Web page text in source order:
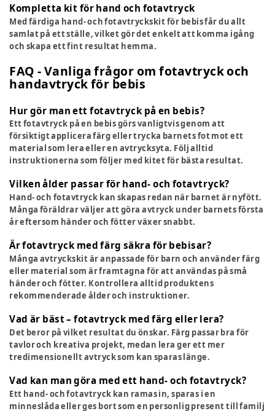
Kompletta kit för hand och fotavtryck
Med färdiga hand- och fotavtryckskit för bebis får du allt
samlat på ett ställe, vilket gör det enkelt att komma igång
och skapa ett fint resultat hemma.
FAQ - Vanliga frågor om fotavtryck och
handavtryck för bebis
Hur gör man ett fotavtryck på en bebis?
Ett fotavtryck på en bebis görs vanligtvis genom att
försiktigt applicera färg eller trycka barnets fot mot ett
material som lera eller en avtrycksyta. Följ alltid
instruktionerna som följer med kitet för bästa resultat.
Vilken ålder passar för hand- och fotavtryck?
Hand- och fotavtryck kan skapas redan när barnet är nyfött.
Många föräldrar väljer att göra avtryck under barnets första
år eftersom händer och fötter växer snabbt.
Är fotavtryck med färg säkra för bebisar?
Många avtryckskit är anpassade för barn och använder färg
eller material som är framtagna för att användas på små
händer och fötter. Kontrollera alltid produktens
rekommenderade ålder och instruktioner.
Vad är bäst – fotavtryck med färg eller lera?
Det beror på vilket resultat du önskar. Färg passar bra för
tavlor och kreativa projekt, medan lera ger ett mer
tredimensionellt avtryck som kan sparas länge.
Vad kan man göra med ett hand- och fotavtryck?
Ett hand- och fotavtryck kan ramas in, sparas i en
minneslåda eller ges bort som en personlig present till familj